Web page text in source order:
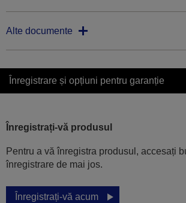
Alte documente
Înregistrare și opțiuni pentru garanție
Înregistrați-vă produsul
Pentru a vă înregistra produsul, accesați
înregistrare de mai jos.
Înregistrați-vă acum